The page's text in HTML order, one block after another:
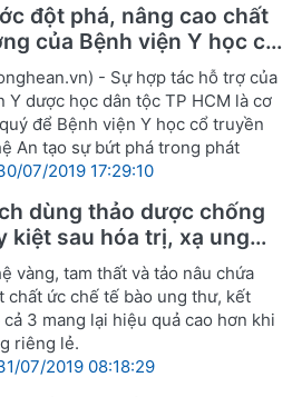
đột phá, nâng cao chất
của Bệnh viện Y học cổ
Nghệ An- Sự hợp tác hỗ trợ của
Y dược học dân tộc TP HCM là cơ
để Bệnh viện Y học cổ truyền
An tạo sự bứt phá trong phát
07/2019 17:29:10
dùng thảo dược chống
kiệt sau hóa trị, xạ ung
vàng, tam thất và tảo nâu chứa
chất ức chế tế bào ung thư, kết
cả 3 mang lại hiệu quả cao hơn khi
riêng lẻ.
07/2019 08:18:29